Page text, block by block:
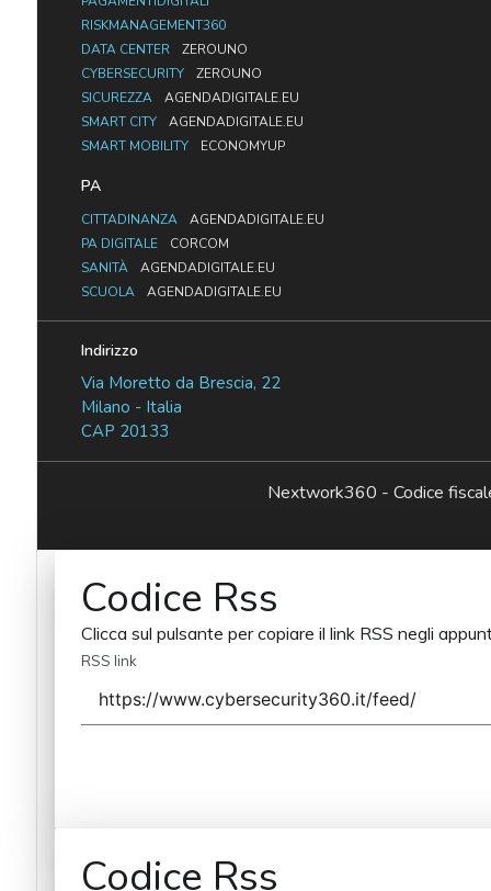
RISKMANAGEMENT360
DATA CENTER
ZEROUNO
CYBERSECURITY
ZEROUNO
SICUREZZA
AGENDADIGITALE.EU
SMART CITY
AGENDADIGITALE.EU
SMART MOBILITY
ECONOMYUP
PA
CITTADINANZA
AGENDADIGITALE.EU
PA DIGITALE
CORCOM
SANITÀ
AGENDADIGITALE.EU
SCUOLA
AGENDADIGITALE.EU
Indirizzo
Via Moretto da Brescia, 22
Milano - Italia
CAP 20133
Nextwork360 - Codice
Codice Rss
Clicca sul pulsante per copiare il link RSS negli
RSS link
Codice Rss